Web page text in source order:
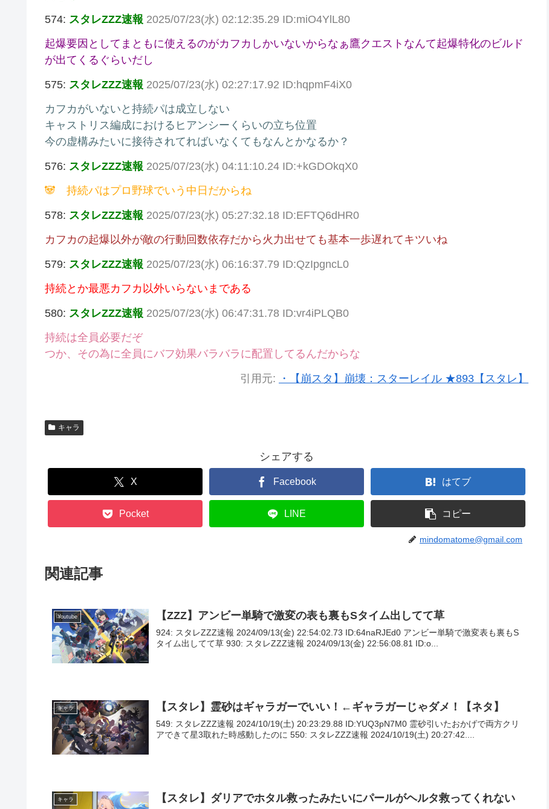
574: スタレZZZ速報 2025/07/23(水) 02:12:35.29 ID:miO4YlL80
起爆要因としてまともに使えるのがカフカしかいないからなぁ鷹クエストなんて起爆特化のビルド
が出てくるぐらいだし
575: スタレZZZ速報 2025/07/23(水) 02:27:17.92 ID:hqpmF4iX0
カフカがいないと持続パは成立しない
キャストリス編成におけるヒアンシーくらいの立ち位置
今の虚構みたいに接待されてればいなくてもなんとかなるか？
576: スタレZZZ速報 2025/07/23(水) 04:11:10.24 ID:+kGDOkqX0
🐼 持続パはプロ野球でいう中日だからね
578: スタレZZZ速報 2025/07/23(水) 05:27:32.18 ID:EFTQ6dHR0
カフカの起爆以外が敵の行動回数依存だから火力出せても基本一歩遅れてキツいね
579: スタレZZZ速報 2025/07/23(水) 06:16:37.79 ID:QzIpgncL0
持続とか最悪カフカ以外いらないまである
580: スタレZZZ速報 2025/07/23(水) 06:47:31.78 ID:vr4iPLQB0
持続は全員必要だぞ
つか、その為に全員にバフ効果バラバラに配置してるんだからな
引用元: ・【崩スタ】崩壊：スターレイル ★893【スタレ】
キャラ
シェアする
X Facebook はてブ
Pocket LINE コピー
mindomatome@gmail.com
関連記事
Youtube 【ZZZ】アンビー単騎で激変の表も裏もSタイム出してて草
924: スタレZZZ速報 2024/09/13(金) 22:54:02.73 ID:64naRJEd0 アンビー単騎で激変表も裏もS
タイム出してて草 930: スタレZZZ速報 2024/09/13(金) 22:56:08.81 ID:o...
キャラ 【スタレ】霊砂はギャラガーでいい！←ギャラガーじゃダメ！【ネタ】
549: スタレZZZ速報 2024/10/19(土) 20:23:29.88 ID:YUQ3pN7M0 霊砂引いたおかげで両方クリ
アできて星3取れた時感動したのに 550: スタレZZZ速報 2024/10/19(土) 20:27:42....
キャラ 【スタレ】ダリアでホタル救ったみたいにパールがヘルタ救ってくれない